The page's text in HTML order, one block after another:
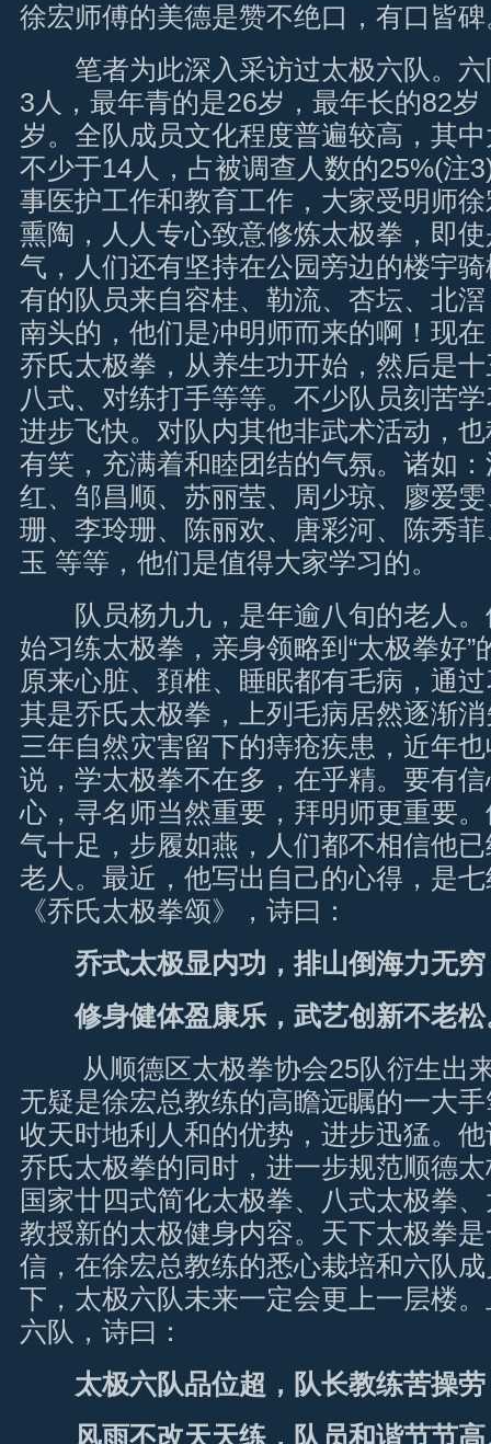
徐宏师傅的美德是赞不绝口，有口皆
笔者为此深入采访过太极六队。六
3人，最年青的是26岁，最年长的82岁
岁。全队成员文化程度普遍较高，其
不少于14人，占被调查人数的25%(注
事医护工作和教育工作，大家受明师
熏陶，人人专心致意修炼太极拳，即
气，人们还有坚持在公园旁边的楼宇
有的队员来自容桂、勒流、杏坛、北
南头的，他们是冲明师而来的啊！现
乔氏太极拳，从养生功开始，然后是
八式、对练打手等等。不少队员刻苦
进步飞快。对队内其他非武术活动，
有笑，充满着和睦团结的气氛。诸如
红、邹昌顺、苏丽莹、周少琼、廖爱
珊、李玲珊、陈丽欢、唐彩河、陈秀
玉 等等，他们是值得大家学习的。
队员杨九九，是年逾八旬的老人。
始习练太极拳，亲身领略到“太极拳好”
原来心脏、頚椎、睡眠都有毛病，通
其是乔氏太极拳，上列毛病居然逐渐
三年自然灾害留下的痔疮疾患，近年
说，学太极拳不在多，在乎精。要有
心，寻名师当然重要，拜明师更重要
气十足，步履如燕，人们都不相信他
老人。最近，他写出自己的心得，是
《乔氏太极拳颂》，诗曰：
乔式太极显内功，排山倒海力无穷
修身健体盈康乐，武艺创新不老松
从顺德区太极拳协会25队衍生出
无疑是徐宏总教练的高瞻远瞩的一大
收天时地利人和的优势，进步迅猛。
乔氏太极拳的同时，进一步规范顺德
国家廿四式简化太极拳、八式太极拳
教授新的太极健身内容。天下太极拳
信，在徐宏总教练的悉心栽培和六队
下，太极六队未来一定会更上一层楼
六队，诗曰：
太极六队品位超，队长教练苦操劳
风雨不改天天练，队员和谐节节高